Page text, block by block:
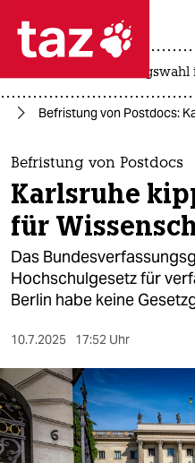
 taz
taz zahl
themen
politik
öko
gesellschaft
sport
berlin
nord
Befristung von Postdocs:
Befristung von Postdocs
Karlsruhe
für
Das
Hochschulgesetz für
Berlin habe keine
10.7.2025 17:52 Uhr